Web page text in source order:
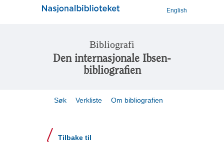
English
Bibliografi
Den internasjonale Ibsen-
bibliografien
Søk Verkliste Om bibliografien
Tilbake til